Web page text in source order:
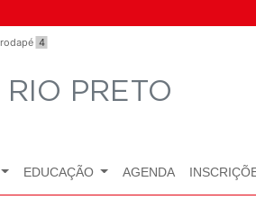
4
PRETO
EDUCAÇÃO AGENDA